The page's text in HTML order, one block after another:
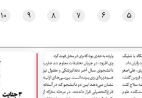
۵ ۶ ۷ ۸ ۹ ۱۰